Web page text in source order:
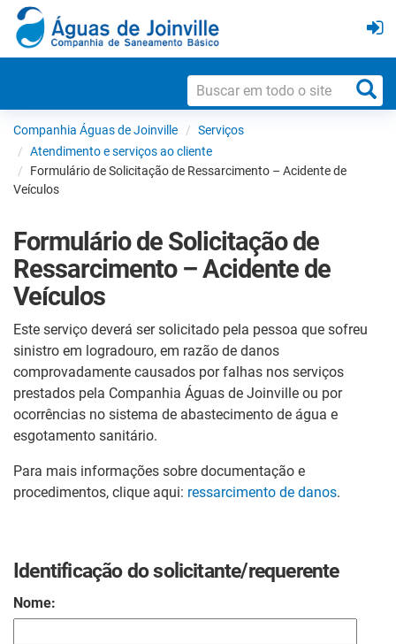
Companhia Águas de Joinville
Serviços
Atendimento e serviços ao cliente
Formulário de Solicitação de Ressarcimento – Acidente de
Veículos
Formulário de Solicitação de
Ressarcimento – Acidente de
Veículos
Este serviço deverá ser solicitado pela pessoa que sofreu
sinistro em logradouro, em razão de danos
comprovadamente causados por falhas nos serviços
prestados pela Companhia Águas de Joinville ou por
ocorrências no sistema de abastecimento de água e
esgotamento sanitário.
Para mais informações sobre documentação e
procedimentos, clique aqui: ressarcimento de danos.
Identificação do solicitante/requerente
Nome: